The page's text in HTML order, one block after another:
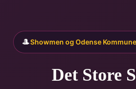
🎩Showmen og Odense
Det Store